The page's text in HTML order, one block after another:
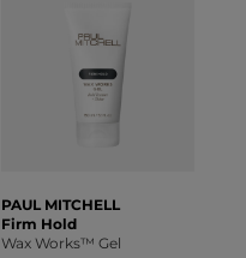
PAUL MITCHELL
Firm Hold
Wax Works™ Gel